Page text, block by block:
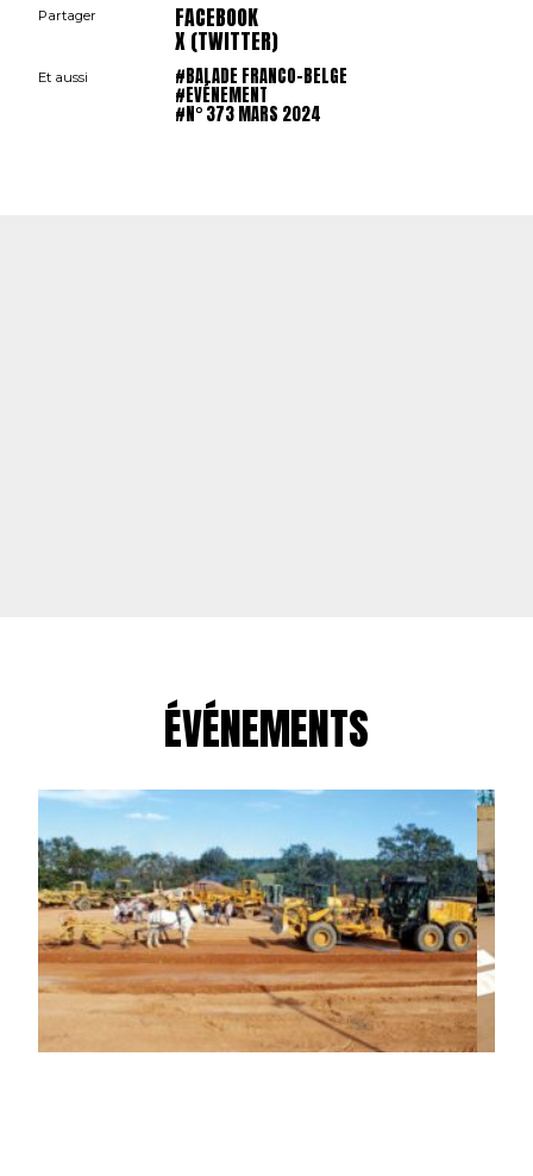
Partager FACEBOOK
X (TWITTER)
Et aussi #BALADE FRANCO-BELGE
#EVÉNEMENT
#N° 373 MARS 2024
ÉVÉNEMENTS